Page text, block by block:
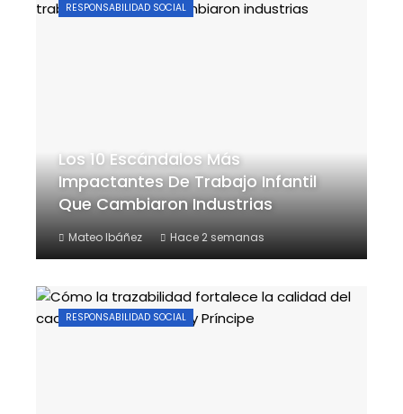
RESPONSABILIDAD SOCIAL
Los 10 Escándalos Más
Impactantes De Trabajo Infantil
Que Cambiaron Industrias
Mateo Ibáñez Hace 2 semanas
RESPONSABILIDAD SOCIAL